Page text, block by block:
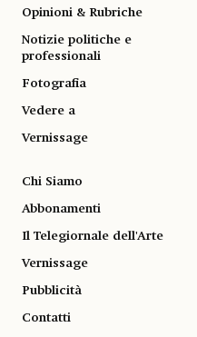
Opinioni & Rubriche
Notizie politiche e
professionali
Fotografia
Vedere a
Vernissage
Chi Siamo
Abbonamenti
Il Telegiornale dell'Arte
Vernissage
Pubblicità
Contatti